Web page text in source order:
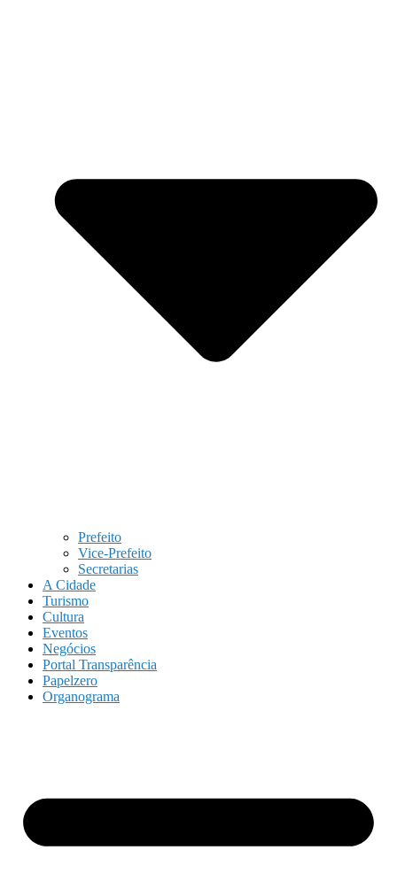
Prefeito
Vice-Prefeito
Secretarias
A Cidade
Turismo
Cultura
Eventos
Negócios
Portal Transparência
Papelzero
Organograma